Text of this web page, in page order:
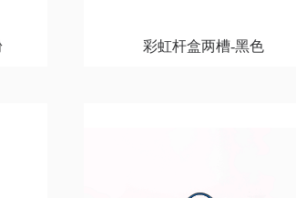
彩虹杆盒两槽-黑色